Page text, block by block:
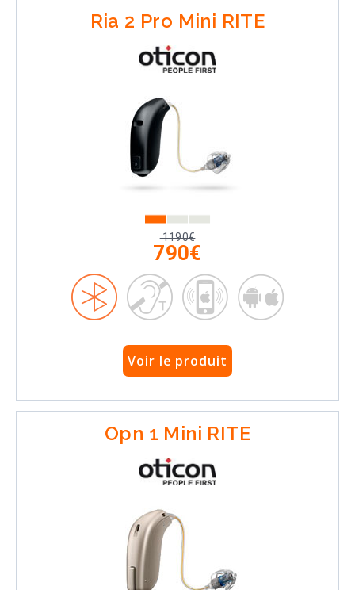
Ria 2 Pro Mini RITE
1190€
790€
Voir le produit
Opn 1 Mini RITE